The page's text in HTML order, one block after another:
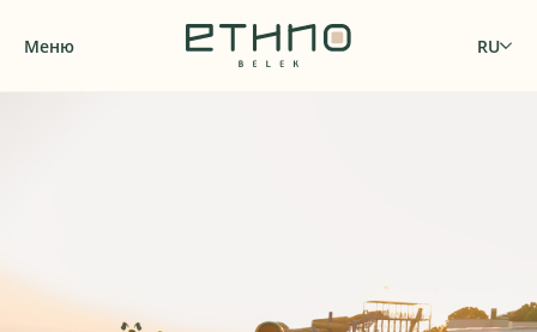
Меню RU